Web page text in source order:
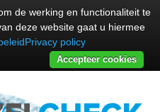
de werking en functionaliteit te
deze website gaat u hiermee
Privacy policy
Accepteer cookies